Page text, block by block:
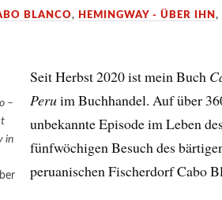
BLANCO, HEMINGWAY - ÜBER IHN,
–
in
Seit Herbst 2020 ist mein Buch
Peruim Buchhandel. Auf über
unbekannte Episode im Leben
fünfwöchigen Besuch des
peruanischen Fischerdorf Cabo